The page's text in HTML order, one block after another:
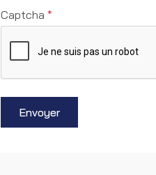
Captcha *
Envoyer